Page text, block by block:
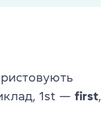
1st — first,